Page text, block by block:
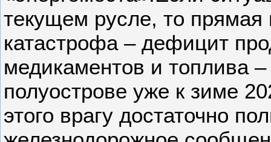
текущем русле, то прямая
катастрофа – дефицит
медикаментов и топлива
полуострове уже к зиме
этого врагу достаточно